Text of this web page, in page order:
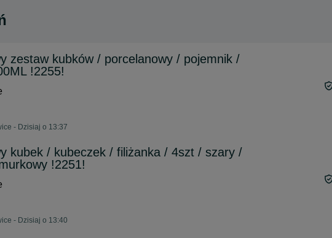
zestaw kubków / porcelanowy / pojemnik /
!2255!
- Dzisiaj o 13:37
kubek / kubeczek / filiżanka / 4szt / szary /
!2251!
- Dzisiaj o 13:40